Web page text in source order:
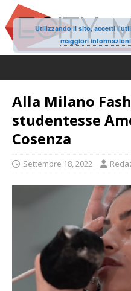
Alla Milano
studentesse
Cosenza
Settembre 18, 2022
Utilizzando il sito, accetti
maggiori informazioni